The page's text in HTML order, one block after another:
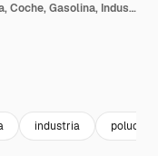
Comparativa de Transporte: Bicicleta, Coche, Gasolina, Industria
industria polución